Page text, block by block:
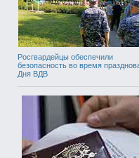
Росгвардейцы обеспечили
безопасность во время
Дня ВДВ